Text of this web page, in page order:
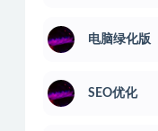
电脑绿化版
SEO优化